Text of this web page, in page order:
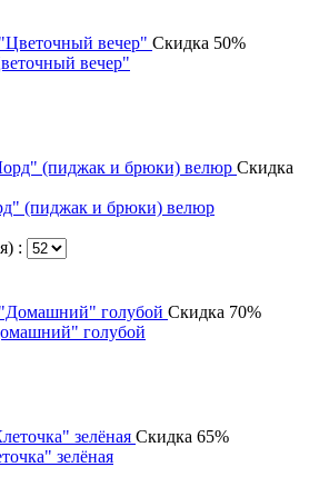
Скидка 50%
вечер"
Скидка
(пиджак и брюки) велюр
:
Скидка 70%
голубой
Скидка 65%
зелёная